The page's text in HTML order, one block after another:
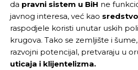
da pravni sistem u BiH ne
javnog interesa, već kao
raspodjele koristi unutar uskih
krugova. Tako se zemljište i
razvojni potencijal, pretvaraju u
uticaja i klijentelizma.